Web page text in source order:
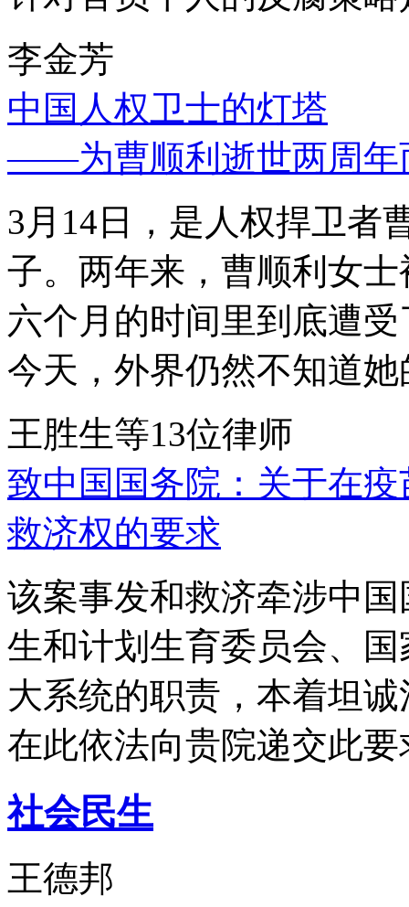
李金芳
中国人权卫士的灯塔
——为曹顺利逝世两周年
3月14日，是人权捍卫者
子。两年来，曹顺利女
六个月的时间里到底遭
今天，外界仍然不知道
王胜生等13位律师
致中国国务院：关于在
救济权的要求
该案事发和救济牵涉中
生和计划生育委员会、
大系统的职责，本着坦
在此依法向贵院递交此要
社会民生
王德邦